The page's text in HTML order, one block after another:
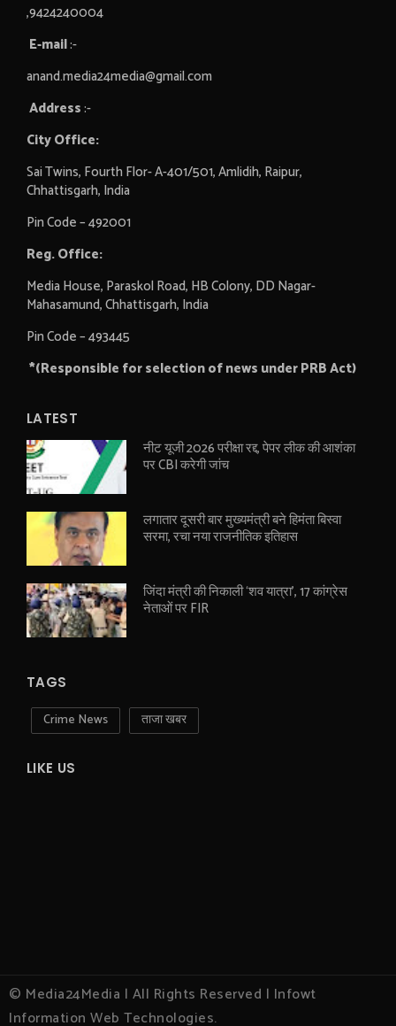
,9424240004
E-mail:-
anand.media24media@gmail.com
Address:-
City Office:
Sai Twins, Fourth Flor- A-401/501, Amlidih, Raipur,
Chhattisgarh, India
Pin Code – 492001
Reg. Office:
Media House, Paraskol Road, HB Colony, DD Nagar-
Mahasamund, Chhattisgarh, India
Pin Code – 493445
*(Responsible for selection of news under PRB Act)
LATEST
नीट यूजी 2026 परीक्षा रद्द, पेपर लीक की आशंका
पर CBI करेगी जांच
लगातार दूसरी बार मुख्यमंत्री बने हिमंता बिस्वा
सरमा, रचा नया राजनीतिक इतिहास
जिंदा मंत्री की निकाली ‘शव यात्रा’, 17 कांग्रेस
नेताओं पर FIR
TAGS
Crime News ताजा खबर
LIKE US
© Media24Media | All Rights Reserved | Infowt
Information Web Technologies.